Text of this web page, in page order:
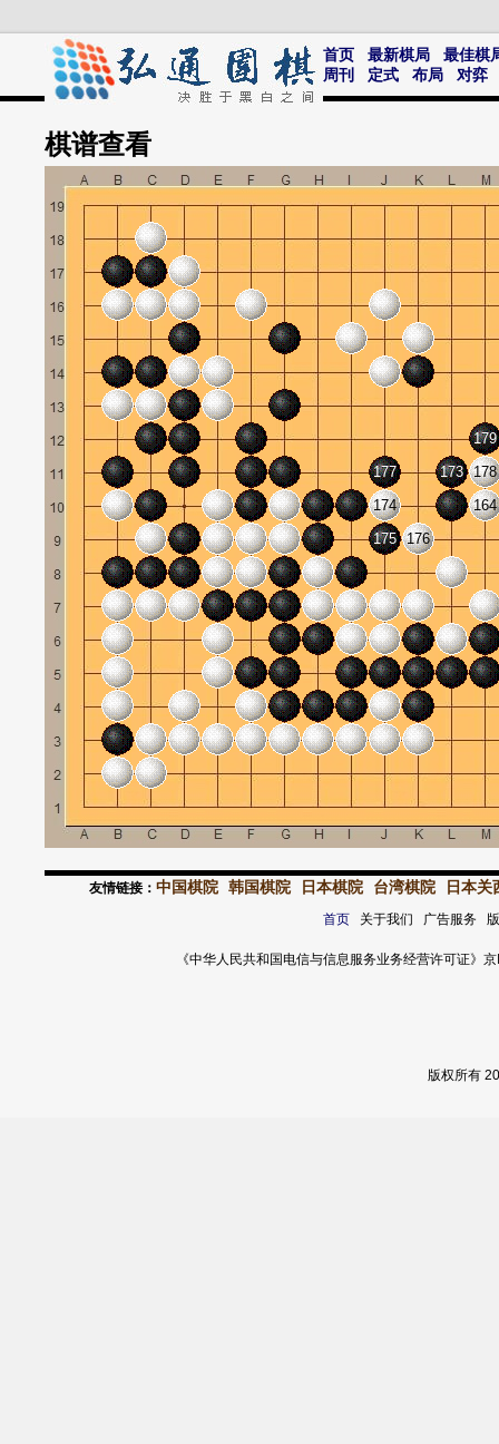
首页 最新棋局
最佳棋
周刊
定式 布局 对弈
棋谱查看
164
173
174
175 176
177 178
179
友情链接： 中国棋院 韩国棋院 日本棋院 台湾棋院 日本关
首页关于我们 广告服务
《中华人民共和国电信与信息服务业务经营许可证
版权所有